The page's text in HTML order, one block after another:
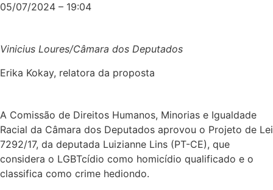
05/07/2024 – 19:04
Vinicius Loures/Câmara dos Deputados
Erika Kokay, relatora da proposta
A Comissão de Direitos Humanos, Minorias e Igualdade
Racial da Câmara dos Deputados aprovou o Projeto de Lei
7292/17, da deputada Luizianne Lins (PT-CE), que
considera o LGBTcídio como homicídio qualificado e o
classifica como crime hediondo.